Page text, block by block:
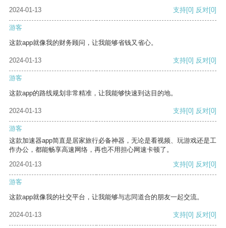
2024-01-13
支持[0] 反对[0]
游客
这款app就像我的财务顾问，让我能够省钱又省心。
2024-01-13 支持[0] 反对[0]
游客
这款app的路线规划非常精准，让我能够快速到达目的地。
2024-01-13 支持[0] 反对[0]
游客
这款加速器app简直是居家旅行必备神器，无论是看视频、玩游戏还是工
作办公，都能畅享高速网络，再也不用担心网速卡顿了。
2024-01-13
支持[0] 反对[0]
游客
这款app就像我的社交平台，让我能够与志同道合的朋友一起交流。
2024-01-13 支持[0] 反对[0]